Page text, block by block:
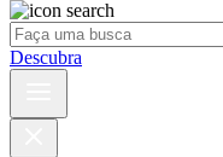
Descubra